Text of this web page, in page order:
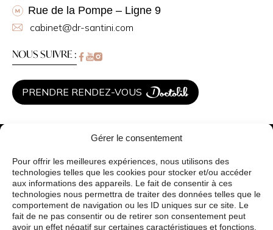
Gérer le consentement
Pour offrir les meilleures expériences, nous utilisons des
technologies telles que les cookies pour stocker et/ou accéder
aux informations des appareils. Le fait de consentir à ces
technologies nous permettra de traiter des données telles que le
comportement de navigation ou les ID uniques sur ce site. Le
fait de ne pas consentir ou de retirer son consentement peut
avoir un effet négatif sur certaines caractéristiques et fonctions.
L’apparence de mes petites lèvres est trop
proéminente, c’est pourquoi j’ai décidé de
Santini, j’aimerais savoir s’il est conseillé
période proche des règles ? Merci pour vos
éclaircissements.
Publié le 30 octobre 2025
Bonjour,
Il est en effet préférable d’éviter de
programmer une nymphoplastie juste
Rue de la Pompe – Ligne 9
cabinet@dr-santini.com
NOUS SUIVRE :
PRENDRE RENDEZ-VOUS
Dr Christelle Santini
Médecine esthétique
Traitements de peau
Vos besoins
Avants / Après
Blog